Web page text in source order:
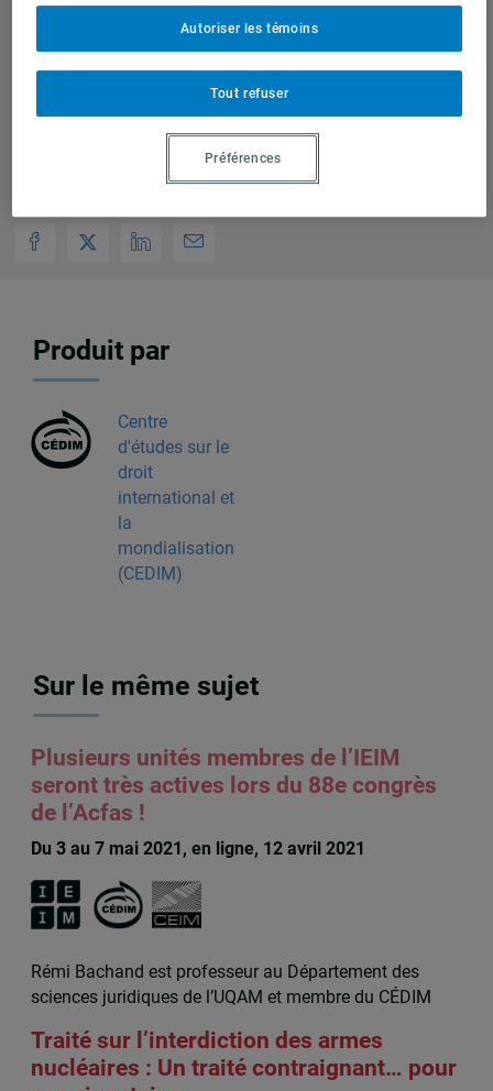
pourront être posées en français.
12h30 à 14h00
Produit par
Centre
d'études sur le
droit
international et
la
mondialisation
(CEDIM)
Sur le même sujet
Plusieurs unités membres de l’IEIM
seront très actives lors du 88e congrès
de l’Acfas !
Du 3 au 7 mai 2021, en ligne, 12 avril 2021
Rémi Bachand est professeur au Département des
sciences juridiques de l’UQAM et membre du CÉDIM
Traité sur l’interdiction des armes
nucléaires : Un traité contraignant… pour
Tout refuser
Autoriser les témoins
Préférences